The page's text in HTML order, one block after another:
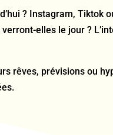
? Instagram,
elles le jour ?
rêves, prévisions ou